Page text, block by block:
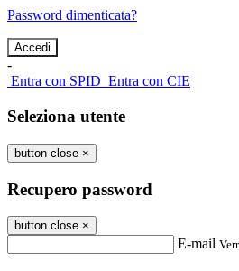
Password dimenticata?
-
Entra con SPID Entra con CIE
Seleziona utente
button close ×
Recupero password
button close ×
E-mail